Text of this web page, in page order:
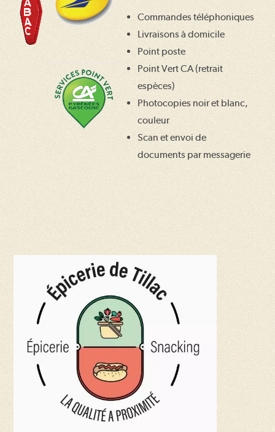
Commandes téléphoniques
Livraisons à domicile
Point poste
Point Vert CA (retrait
espèces)
Photocopies noir et blanc,
couleur
Scan et envoi de
documents par messagerie